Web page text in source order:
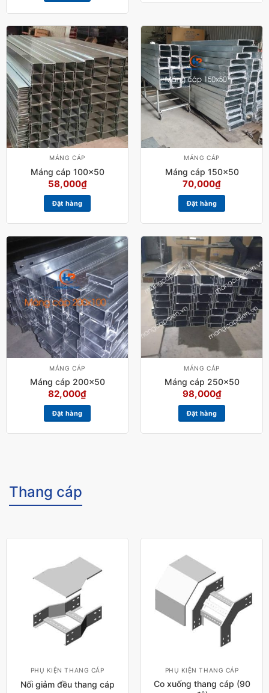
MÁNG CÁP
Máng cáp 100×50
58,000₫
Đặt hàng
MÁNG CÁP
Máng cáp 150×50
70,000₫
Đặt hàng
MÁNG CÁP
Máng cáp 200×50
82,000₫
Đặt hàng
MÁNG CÁP
Máng cáp 250×50
98,000₫
Đặt hàng
Thang cáp
PHỤ KIỆN THANG CÁP
Nối giảm đều thang cáp
PHỤ KIỆN THANG CÁP
Co xuống thang cáp (90